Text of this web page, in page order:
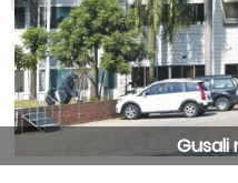
Gusali